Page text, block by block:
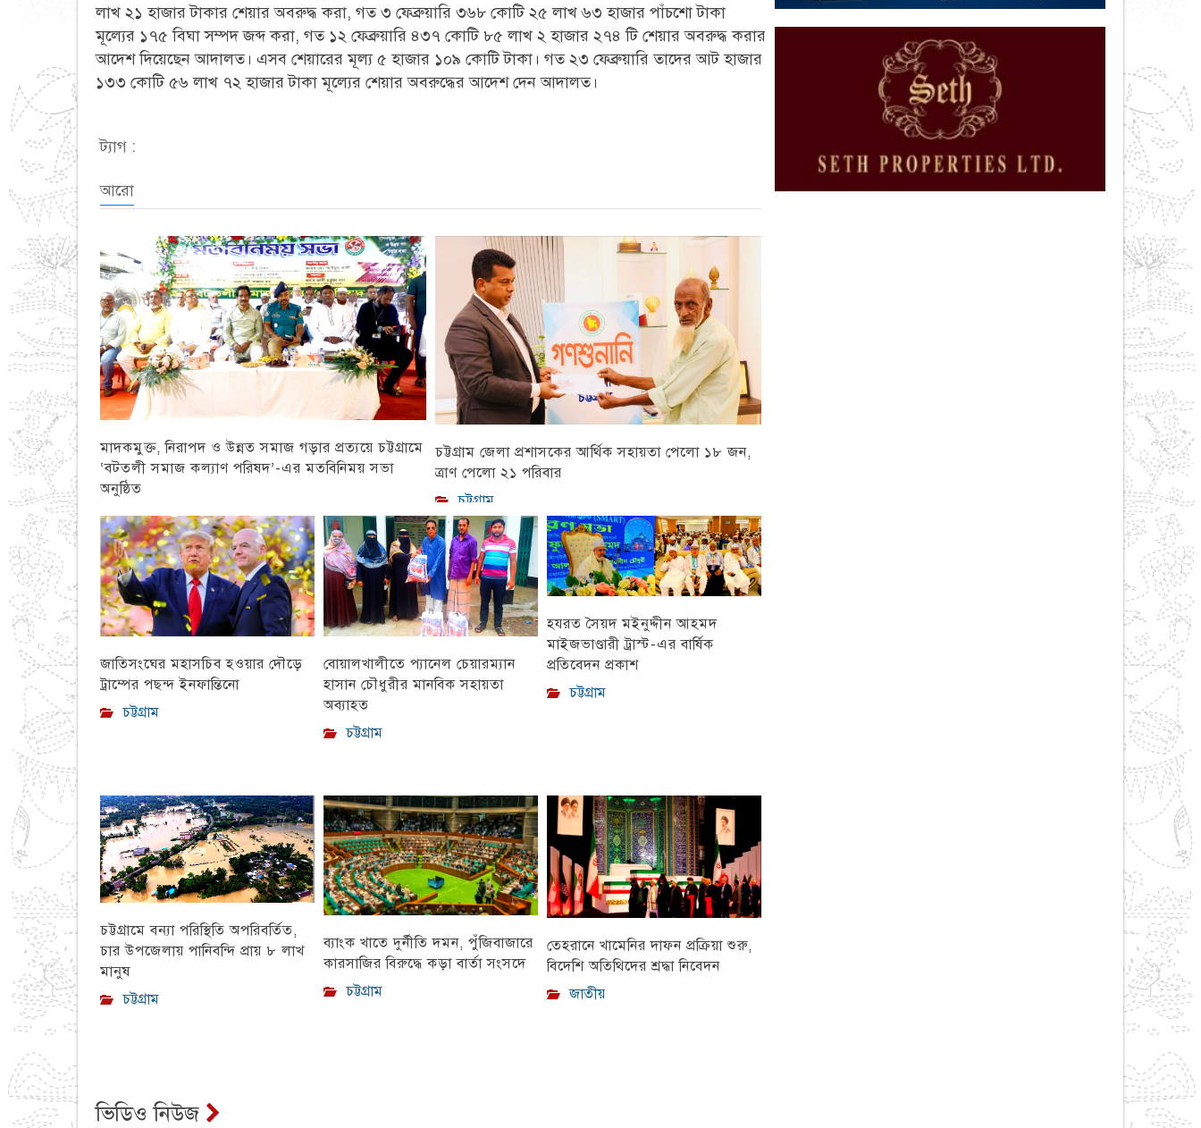
লাখ ২১ হাজার টাকার শেয়ার অবরুদ্ধ করা, গত ৩ ফেব্রুয়ারি ৩৬৮ কোটি ২৫ লাখ ৬৩ হাজার পাঁচশো টাকা
মূল্যের ১৭৫ বিঘা সম্পদ জব্দ করা, গত ১২ ফেব্রুয়ারি ৪৩৭ কোটি ৮৫ লাখ ২ হাজার ২৭৪ টি শেয়ার অবরুদ্ধ করার
আদেশ দিয়েছেন আদালত। এসব শেয়ারের মূল্য ৫ হাজার ১০৯ কোটি টাকা। গত ২৩ ফেব্রুয়ারি তাদের আট হাজার
১৩৩ কোটি ৫৬ লাখ ৭২ হাজার টাকা মূল্যের শেয়ার অবরুদ্ধের আদেশ দেন আদালত।
ট্যাগ :
আরো
মাদকমুক্ত, নিরাপদ ও উন্নত সমাজ গড়ার প্রত্যয়ে চট্টগ্রামে
‘বটতলী সমাজ কল্যাণ পরিষদ’-এর মতবিনিময় সভা
অনুষ্ঠিত
চট্টগ্রাম
চট্টগ্রাম জেলা প্রশাসকের আর্থিক সহায়তা পেলো ১৮ জন,
ত্রাণ পেলো ২১ পরিবার
চট্টগ্রাম
জাতিসংঘের মহাসচিব হওয়ার দৌড়ে
ট্রাম্পের পছন্দ ইনফান্তিনো
চট্টগ্রাম
বোয়ালখালীতে প্যানেল চেয়ারম্যান
হাসান চৌধুরীর মানবিক সহায়তা
অব্যাহত
চট্টগ্রাম
হযরত সৈয়দ মইনুদ্দীন আহমদ
মাইজভাণ্ডারী ট্রাস্ট-এর বার্ষিক
প্রতিবেদন প্রকাশ
চট্টগ্রাম
চট্টগ্রামে বন্যা পরিস্থিতি অপরিবর্তিত,
চার উপজেলায় পানিবন্দি প্রায় ৮ লাখ
মানুষ
চট্টগ্রাম
ব্যাংক খাতে দুর্নীতি দমন, পুঁজিবাজারে
কারসাজির বিরুদ্ধে কড়া বার্তা সংসদে
চট্টগ্রাম
তেহরানে খামেনির দাফন প্রক্রিয়া শুরু,
বিদেশি অতিথিদের শ্রদ্ধা নিবেদন
জাতীয়
ভিডিও নিউজ